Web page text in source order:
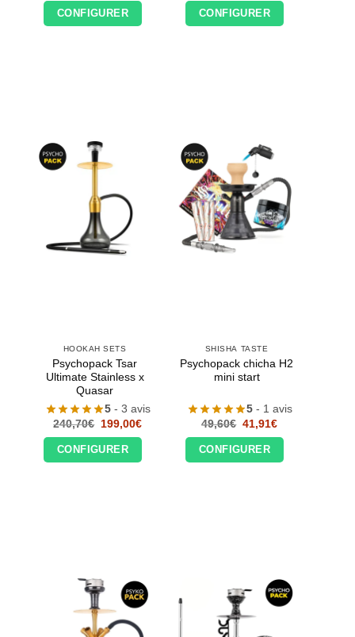
initial
était :
166,70€.
actuel
119,90€.
CONFIGURER
initial
était :
103,70€.
actuel
79,00€.
CONFIGURER
HOOKAH SETS
Psychopack Tsar
Ultimate Stainless x
Quasar
5- 3 avis
240,70€ Le
initial
était :
240,70€.
199,00€Le
actuel
199,00€.
CONFIGURER
SHISHA TASTE
Psychopack chicha H2
mini start
5- 1 avis
49,60€ Le
prix
initial
était :
49,60€.
41,91€Le
actuel
41,91€.
CONFIGURER
Appliquer les filtres